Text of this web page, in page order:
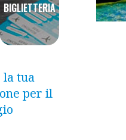
BIGLIETTERIA
la tua
per il